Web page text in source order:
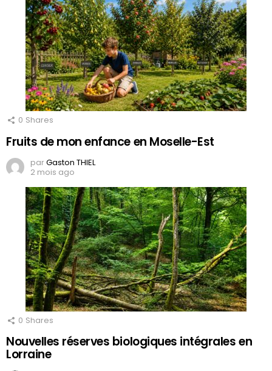
0 Shares
Fruits de mon enfance en Moselle-Est
parGaston THIEL
2 mois ago
0 Shares
Nouvelles réserves biologiques intégrales en
Lorraine